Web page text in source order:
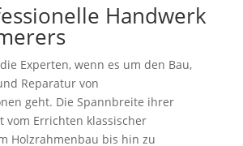
Handwerk
Experten, wenn es um den Bau,
Reparatur von
geht. Die Spannbreite ihrer
vom Errichten klassischer
Holzrahmenbau bis hin zu